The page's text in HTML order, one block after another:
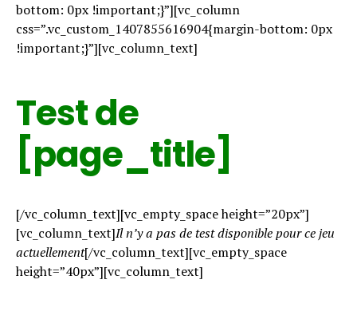
bottom: 0px !important;}”][vc_column
css=”.vc_custom_1407855616904{margin-bottom: 0px
!important;}”][vc_column_text]
Test de
[page_title]
[/vc_column_text][vc_empty_space height=”20px”]
[vc_column_text]Il n’y a pas de test disponible pour ce jeu
actuellement[/vc_column_text][vc_empty_space
height=”40px”][vc_column_text]